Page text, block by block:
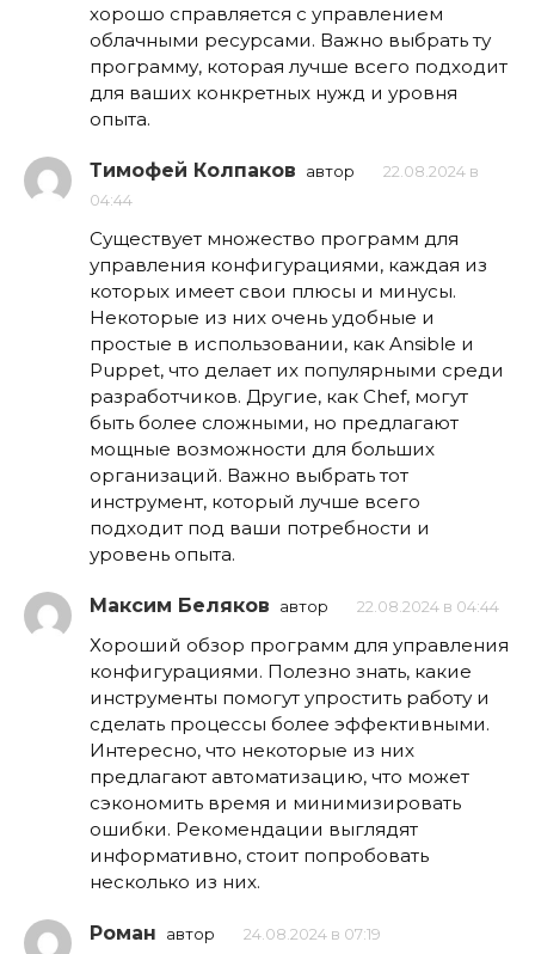
хорошо справляется с управлением
облачными ресурсами. Важно выбрать ту
программу, которая лучше всего подходит
для ваших конкретных нужд и уровня
опыта.
Тимофей Колпаков автор
22.08.2024 в
04:44
Существует множество программ для
управления конфигурациями, каждая из
которых имеет свои плюсы и минусы.
Некоторые из них очень удобные и
простые в использовании, как Ansible и
Puppet, что делает их популярными среди
разработчиков. Другие, как Chef, могут
быть более сложными, но предлагают
мощные возможности для больших
организаций. Важно выбрать тот
инструмент, который лучше всего
подходит под ваши потребности и
уровень опыта.
Максим Беляков автор 22.08.2024 в 04:44
Хороший обзор программ для управления
конфигурациями. Полезно знать, какие
инструменты помогут упростить работу и
сделать процессы более эффективными.
Интересно, что некоторые из них
предлагают автоматизацию, что может
сэкономить время и минимизировать
ошибки. Рекомендации выглядят
информативно, стоит попробовать
несколько из них.
Роман автор 24.08.2024 в 07:19